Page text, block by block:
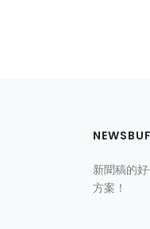
新聞稿的
方案！